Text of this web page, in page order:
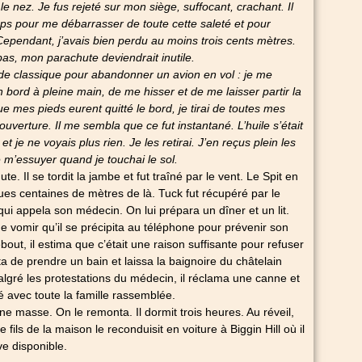
nez. Je fus rejeté sur mon siège, suffocant, crachant. Il
pour me débarrasser de toute cette saleté et pour
j’avais bien perdu au moins trois cents mètres.
mon parachute deviendrait inutile.
classique pour abandonner un avion en vol : je me
bord à pleine main, de me hisser et de me laisser partir la
mes pieds eurent quitté le bord, je tirai de toutes mes
Il me sembla que ce fut instantané. L’huile s’était
je ne voyais plus rien. Je les retirai. J’en reçus plein les
quand je touchai le sol.
Il se tordit la jambe et fut traîné par le vent. Le Spit en
centaines de mètres de là. Tuck fut récupéré par le
appela son médecin. On lui prépara un dîner et un lit.
vomir qu’il se précipita au téléphone pour prévenir son
il estima que c’était une raison suffisante pour refuser
de prendre un bain et laissa la baignoire du châtelain
les protestations du médecin, il réclama une canne et
avec toute la famille rassemblée.
masse. On le remonta. Il dormit trois heures. Au réveil,
fils de la maison le reconduisit en voiture à Biggin Hill où il
disponible.